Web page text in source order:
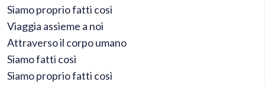
Siamo proprio fatti così
Viaggia assieme a noi
Attraverso il corpo umano
Siamo fatti così
Siamo proprio fatti così